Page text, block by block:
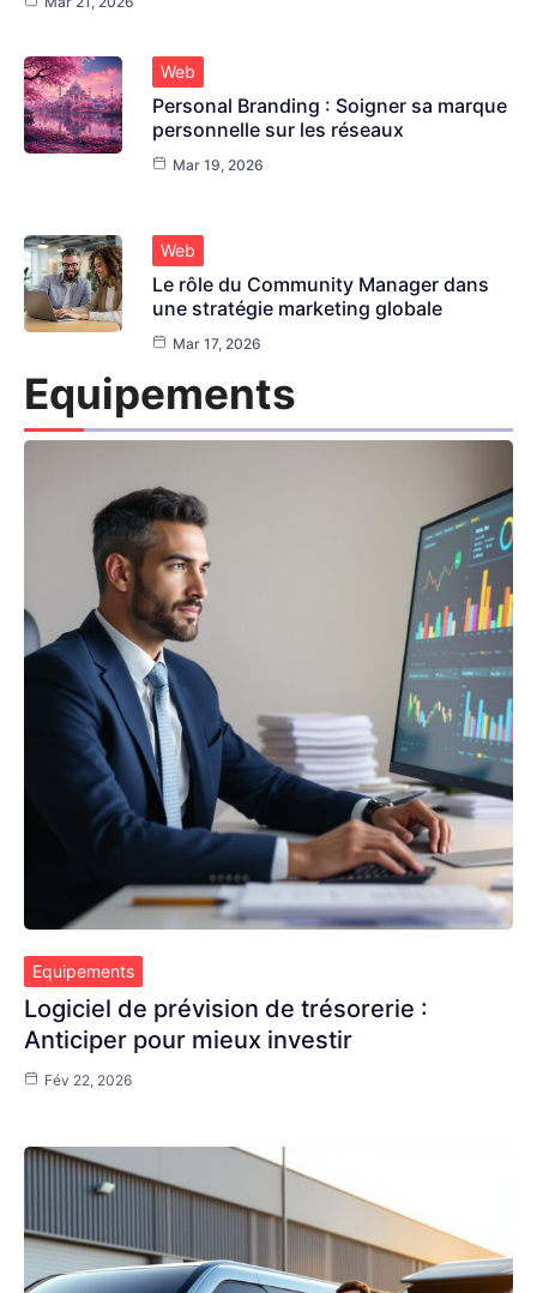
Web
Personal Branding : Soigner sa marque
personnelle sur les réseaux
Mar 19, 2026
Web
Le rôle du Community Manager dans
une stratégie marketing globale
Mar 17, 2026
Equipements
Equipements
Logiciel de prévision de trésorerie :
Anticiper pour mieux investir
Fév 22, 2026